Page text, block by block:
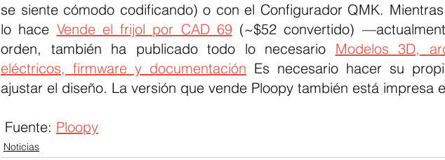
se siente cómodo codificando) o con el Configurador QMK.
lo hace Vende el frijol por CAD 69 (~$52 convertido)
orden, también ha publicado todo lo necesario Modelos 3D,
eléctricos, firmware y documentación Es necesario hacer su
ajustar el diseño. La versión que vende Ploopy también está impresa
Fuente: Ploopy
Noticias